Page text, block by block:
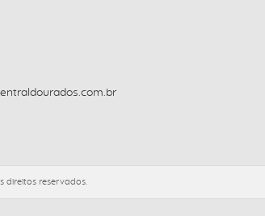
direitos reservados.